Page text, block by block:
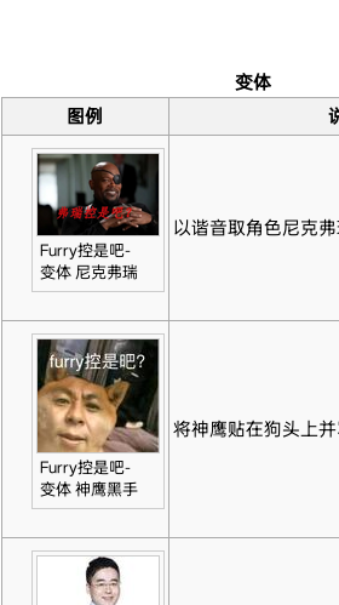
变体
图例
Furry控是吧-
变体 尼克弗瑞
以谐音取角色尼克
Furry控是吧-
变体 神鹰黑手
将神鹰贴在狗头上